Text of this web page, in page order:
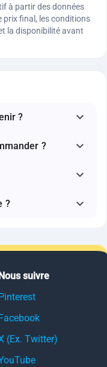
à partir des données
prix final, les conditions
la disponibilité avant
?
?
?
suivre
(Ex. Twitter)